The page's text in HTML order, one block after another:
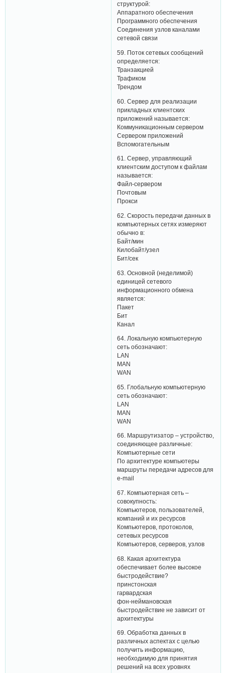
структурой:
Аппаратного обеспечения
Программного обеспечения
Соединения узлов каналами
сетевой связи
59. Поток сетевых сообщений
определяется:
Транзакцией
Трафиком
Трендом
60. Сервер для реализации
прикладных клиентских
приложений называется:
Коммуникационным сервером
Сервером приложений
Вспомогательным
61. Сервер, управляющий
клиентским доступом к файлам
называется:
Файл-сервером
Почтовым
Прокси
62. Скорость передачи данных в
компьютерных сетях измеряют
обычно в:
Байт/мин
Килобайт/узел
Бит/сек
63. Основной (неделимой)
единицей сетевого
информационного обмена
является:
Пакет
Бит
Канал
64. Локальную компьютерную
сеть обозначают:
LAN
MAN
WAN
65. Глобальную компьютерную
сеть обозначают:
LAN
MAN
WAN
66. Маршрутизатор – устройство,
соединяющее различные:
Компьютерные сети
По архитектуре компьютеры
маршруты передачи адресов для
e-mail
67. Компьютерная сеть –
совокупность:
Компьютеров, пользователей,
компаний и их ресурсов
Компьютеров, протоколов,
сетевых ресурсов
Компьютеров, серверов, узлов
68. Какая архитектура
обеспечивает более высокое
быстродействие?
принстонская
гарвардская
фон-неймановская
быстродействие не зависит от
архитектуры
69. Обработка данных в
различных аспектах с целью
получить информацию,
необходимую для принятия
решений на всех уровнях